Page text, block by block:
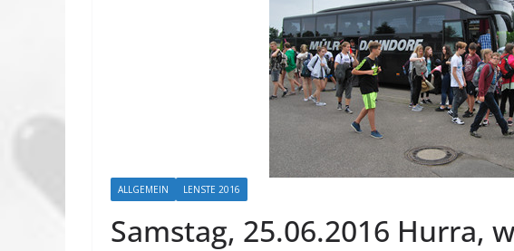
ALLGEMEIN LENSTE 2016
Samstag, 25.06.2016 Hurra,